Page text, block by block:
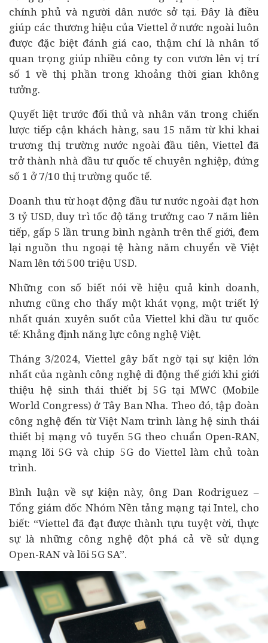
chính phủ và người dân nước sở tại. Đây là điều
giúp các thương hiệu của Viettel ở nước ngoài luôn
được đặc biệt đánh giá cao, thậm chí là nhân tố
quan trọng giúp nhiều công ty con vươn lên vị trí
số 1 về thị phần trong khoảng thời gian không
tưởng.
Quyết liệt trước đối thủ và nhân văn trong chiến
lược tiếp cận khách hàng, sau 15 năm từ khi khai
trương thị trường nước ngoài đầu tiên, Viettel đã
trở thành nhà đầu tư quốc tế chuyên nghiệp, đứng
số 1 ở 7/10 thị trường quốc tế.
Doanh thu từ hoạt động đầu tư nước ngoài đạt hơn
3 tỷ USD, duy trì tốc độ tăng trưởng cao 7 năm liên
tiếp, gấp 5 lần trung bình ngành trên thế giới, đem
lại nguồn thu ngoại tệ hàng năm chuyển về Việt
Nam lên tới 500 triệu USD.
Những con số biết nói về hiệu quả kinh doanh,
nhưng cũng cho thấy một khát vọng, một triết lý
nhất quán xuyên suốt của Viettel khi đầu tư quốc
tế: Khẳng định năng lực công nghệ Việt.
Tháng 3/2024, Viettel gây bất ngờ tại sự kiện lớn
nhất của ngành công nghệ di động thế giới khi giới
thiệu hệ sinh thái thiết bị 5G tại MWC (Mobile
World Congress) ở Tây Ban Nha. Theo đó, tập đoàn
công nghệ đến từ Việt Nam trình làng hệ sinh thái
thiết bị mạng vô tuyến 5G theo chuẩn Open-RAN,
mạng lõi 5G và chip 5G do Viettel làm chủ toàn
trình.
Bình luận về sự kiện này, ông Dan Rodriguez –
Tổng giám đốc Nhóm Nền tảng mạng tại Intel, cho
biết: “Viettel đã đạt được thành tựu tuyệt vời, thực
sự là những công nghệ đột phá cả về sử dụng
Open-RAN và lõi 5G SA”.